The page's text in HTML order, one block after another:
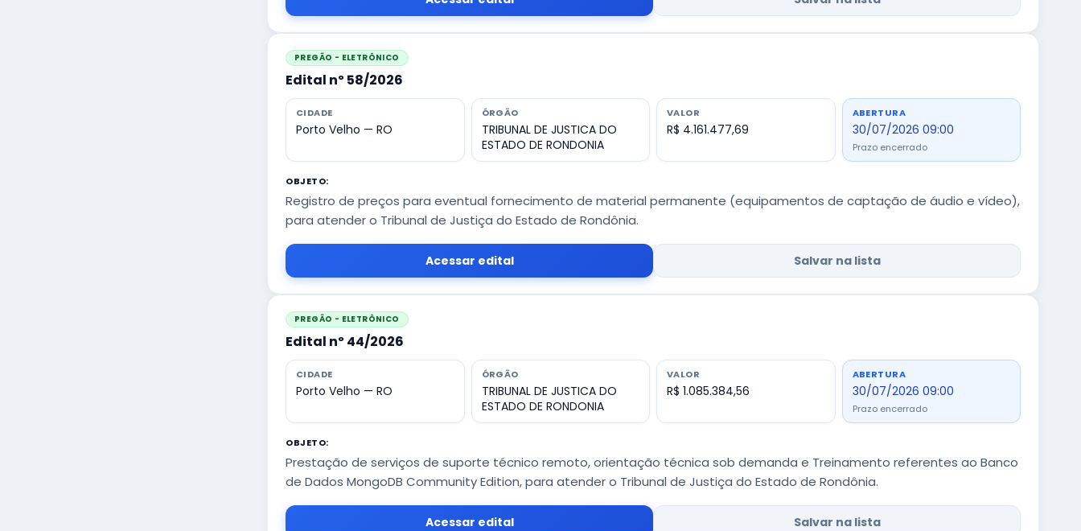
PREGÃO - ELETRÔNICO
Edital nº 58/2026
CIDADE
Porto Velho — RO
ÓRGÃO
TRIBUNAL DE JUSTICA DO
ESTADO DE RONDONIA
VALOR
R$ 4.161.477,69
ABERTURA
30/07/2026 09:00
Prazo encerrado
OBJETO:
Registro de preços para eventual fornecimento de material permanente (equipamentos de captação de áudio e vídeo),
para atender o Tribunal de Justiça do Estado de Rondônia.
Acessar edital Salvar na lista
PREGÃO - ELETRÔNICO
Edital nº 44/2026
CIDADE
Porto Velho — RO
ÓRGÃO
TRIBUNAL DE JUSTICA DO
ESTADO DE RONDONIA
VALOR
R$ 1.085.384,56
ABERTURA
30/07/2026 09:00
Prazo encerrado
OBJETO:
Prestação de serviços de suporte técnico remoto, orientação técnica sob demanda e Treinamento referentes ao Banco
de Dados MongoDB Community Edition, para atender o Tribunal de Justiça do Estado de Rondônia.
Acessar edital Salvar na lista